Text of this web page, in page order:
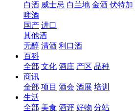
白酒 威士忌 白兰地 金酒 伏特加
啤酒
国产 进口
其他酒
无醇 清酒 利口酒
百科
全部 文化 酒庄 产区 品种
商讯
全部 项目 酒会 酒展 培训
生活
全部 美食 酒评 好物 分站